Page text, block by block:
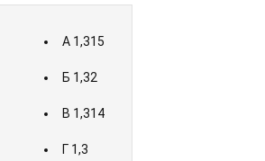
А 1,315
Б 1,32
В 1,314
Г 1,3